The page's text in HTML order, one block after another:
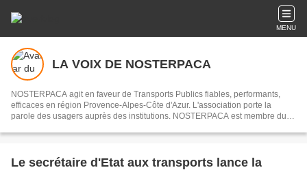
MENU
LA VOIX DE NOSTERPACA
NOSTERPACA agit en faveur de Transports Publics fiables, performants,
efficaces en région Provence-Alpes-Côte d'Azur. L'association porte la
parole des usagers auprès des institutions. NOSTERPACA est membre du
Le secrétaire d'Etat aux transports lance la